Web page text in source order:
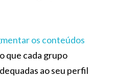
os conteúdos
que cada grupo
ao seu perfil